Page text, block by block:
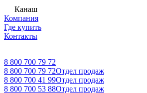
Канаш
Компания
Где купить
Контакты
8 800 700 79 72
8 800 700 79 72Отдел продаж
8 800 700 41 99Отдел продаж
8 800 700 53 88Отдел продаж